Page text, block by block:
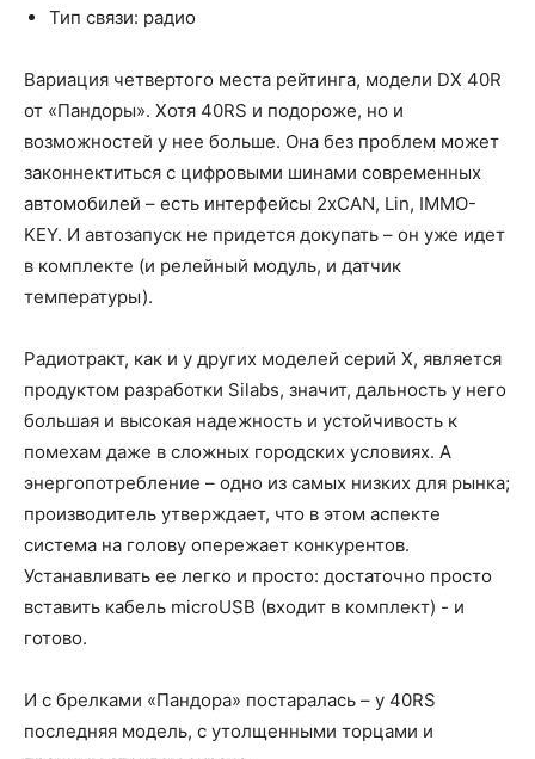
Тип связи: радио
Вариация четвертого места рейтинга, модели DX 40R
от «Пандоры». Хотя 40RS и подороже, но и
возможностей у нее больше. Она без проблем может
законнектиться с цифровыми шинами современных
автомобилей – есть интерфейсы 2xCAN, Lin, IMMO-
KEY. И автозапуск не придется докупать – он уже идет
в комплекте (и релейный модуль, и датчик
температуры).
Радиотракт, как и у других моделей серий Х, является
продуктом разработки Silabs, значит, дальность у него
большая и высокая надежность и устойчивость к
помехам даже в сложных городских условиях. А
энергопотребление – одно из самых низких для рынка;
производитель утверждает, что в этом аспекте
система на голову опережает конкурентов.
Устанавливать ее легко и просто: достаточно просто
вставить кабель microUSB (входит в комплект) - и
готово.
И с брелками «Пандора» постаралась – у 40RS
последняя модель, с утолщенными торцами и